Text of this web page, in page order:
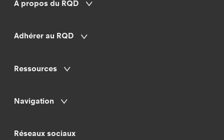
À propos du RQD
Adhérer au RQD
Ressources
Navigation
Réseaux sociaux